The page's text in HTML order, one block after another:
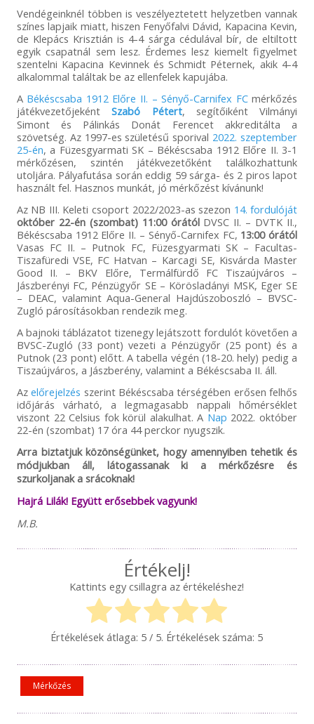
Vendégeinknél többen is veszélyeztetett helyzetben vannak
színes lapjaik miatt, hiszen Fenyőfalvi Dávid, Kapacina Kevin,
de Klepács Krisztián is 4-4 sárga cédulával bír, de eltiltott
egyik csapatnál sem lesz. Érdemes lesz kiemelt figyelmet
szentelni Kapacina Kevinnek és Schmidt Péternek, akik 4-4
alkalommal találtak be az ellenfelek kapujába.
A Békéscsaba 1912 Előre II. – Sényő-Carnifex FCmérkőzés
játékvezetőjekéntSzabó Pétert, segítőiként Vilmányi
Simont és Pálinkás Donát Ferencet akkreditálta a
szövetség. Az 1997-es születésű sporival 2022. szeptember
25-én, a Füzesgyarmati SK – Békéscsaba 1912 Előre II. 3-1
mérkőzésen, szintén játékvezetőként találkozhattunk
utoljára. Pályafutása során eddig 59 sárga- és 2 piros lapot
használt fel. Hasznos munkát, jó mérkőzést kívánunk!
Az NB III. Keleti csoport 2022/2023-as szezon 14. fordulóját
október 22-én (szombat) 11:00 órátólDVSC II. – DVTK II.,
Békéscsaba 1912 Előre II. – Sényő-Carnifex FC, 13:00 órától
Vasas FC II. – Putnok FC, Füzesgyarmati SK – Facultas-
Tiszafüredi VSE, FC Hatvan – Karcagi SE, Kisvárda Master
Good II. – BKV Előre, Termálfürdő FC Tiszaújváros –
Jászberényi FC, Pénzügyőr SE – Körösladányi MSK, Eger SE
– DEAC, valamint Aqua-General Hajdúszoboszló – BVSC-
Zugló párosításokban rendezik meg.
A bajnoki táblázatot tizenegy lejátszott fordulót követően a
BVSC-Zugló (33 pont) vezeti a Pénzügyőr (25 pont) és a
Putnok (23 pont) előtt. A tabella végén (18-20. hely) pedig a
Tiszaújváros, a Jászberény, valamint a Békéscsaba II. áll.
Azelőrejelzés szerint Békéscsaba térségében erősen felhős
időjárás várható, a legmagasabb nappali hőmérséklet
viszont 22 Celsius fok körül alakulhat. A Nap 2022. október
22-én (szombat) 17 óra 44 perckor nyugszik.
Arra biztatjuk közönségünket, hogy amennyiben tehetik és
módjukban áll, látogassanak ki a mérkőzésre és
szurkoljanak a srácoknak!
Hajrá Lilák! Együtt erősebbek vagyunk!
M.B.
Értékelj!
Kattints egy csillagra az értékeléshez!
Értékelések átlaga: 5 / 5. Értékelések száma: 5
Mérkőzés